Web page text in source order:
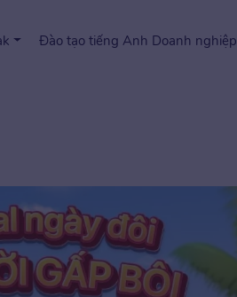
Đào tạo tiếng Anh Doanh nghiệp